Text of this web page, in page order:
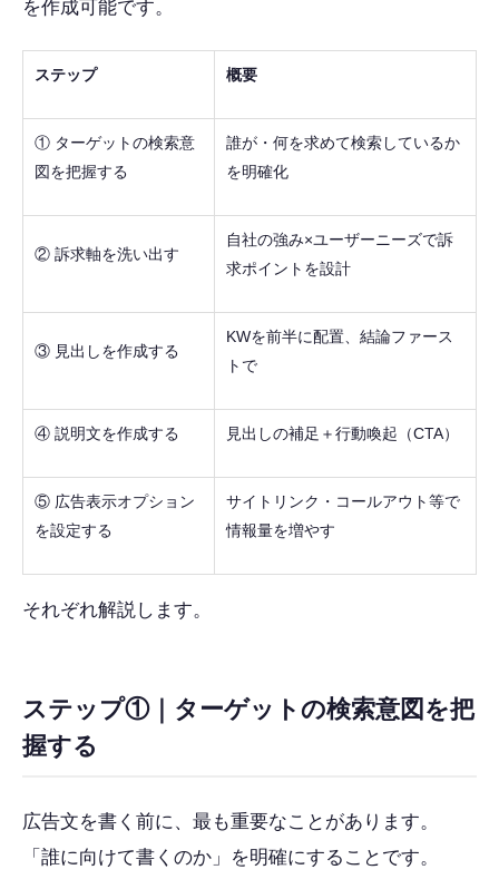
を作成可能です。
ステップ 概要
① ターゲットの検索意
図を把握する
誰が・何を求めて検索しているか
を明確化
② 訴求軸を洗い出す
自社の強み×ユーザーニーズで訴
求ポイントを設計
③ 見出しを作成する
KWを前半に配置、結論ファース
トで
④ 説明文を作成する 見出しの補足＋行動喚起（CTA）
⑤ 広告表示オプション
を設定する
サイトリンク・コールアウト等で
情報量を増やす
それぞれ解説します。
ステップ①｜ターゲットの検索意図を把
握する
広告文を書く前に、最も重要なことがあります。
「誰に向けて書くのか」を明確にすることです。